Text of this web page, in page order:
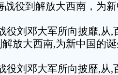
战役到解放大西南，为
役刘邓大军所向披靡,从,
放大西南,为新中国的
役刘邓大军所向披靡,从,